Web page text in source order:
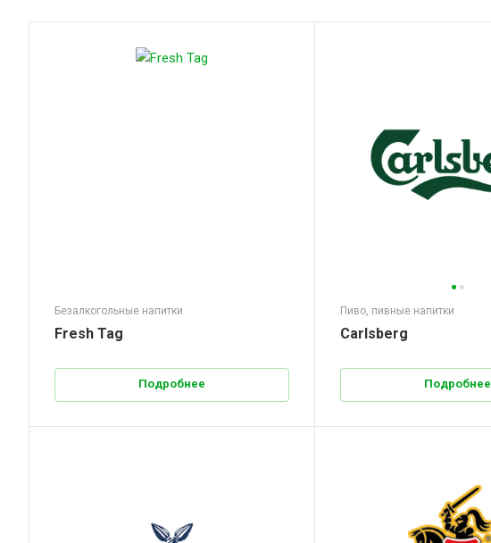
Безалкогольные напитки
Fresh Tag
Подробнее
Пиво, пивные напитки
Carlsberg
Подробнее